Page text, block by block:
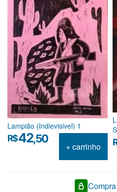
Lampião (Indievisivel) 1
R$42,50
+ carrinho
Compra